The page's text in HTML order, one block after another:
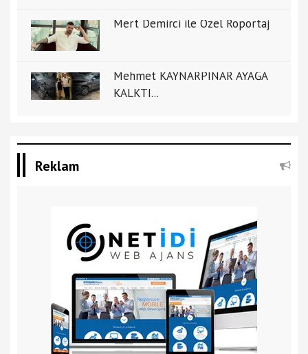
Mert Demirci ile Özel Ropörtaj
Mehmet KAYNARPINAR AYAĞA
KALKTI...
Reklam